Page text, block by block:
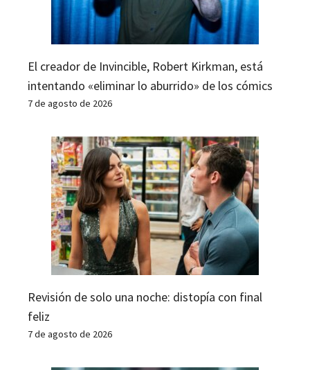
El creador de Invincible, Robert Kirkman, está
intentando «eliminar lo aburrido» de los cómics
7 de agosto de 2026
Revisión de solo una noche: distopía con final
feliz
7 de agosto de 2026